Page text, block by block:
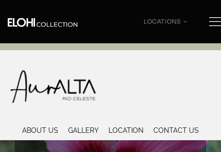
contenido
LOCATIONS
ABOUT US GALLERY LOCATION CONTACT US